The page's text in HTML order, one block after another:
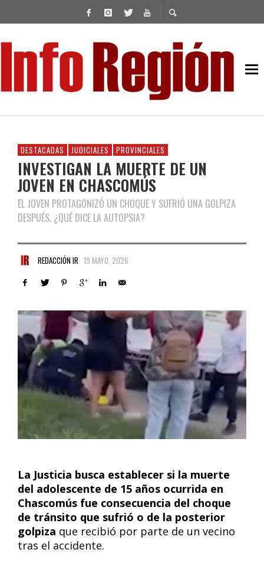
DESTACADAS JUDICIALES PROVINCIALES
INVESTIGAN LA MUERTE DE UN
JOVEN EN CHASCOMÚS
EL JOVEN PROTAGONIZÓ UN CHOQUE Y SUFRIÓ UNA GOLPIZA
DESPUÉS. ¿QUÉ DICE LA AUTOPSIA?
REDACCIÓN IR 19 MAYO, 2026
La Justicia busca establecer si la muerte
del adolescente de 15 años ocurrida en
Chascomús fue consecuencia del choque
de tránsito que sufrió o de la posterior
golpiza que recibió por parte de un vecino
tras el accidente.